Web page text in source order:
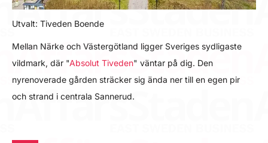
Utvalt: Tiveden Boende
Mellan Närke och Västergötland ligger Sveriges sydligaste
vildmark, där "Absolut Tiveden" väntar på dig. Den
nyrenoverade gården sträcker sig ända ner till en egen pir
och strand i centrala Sannerud.